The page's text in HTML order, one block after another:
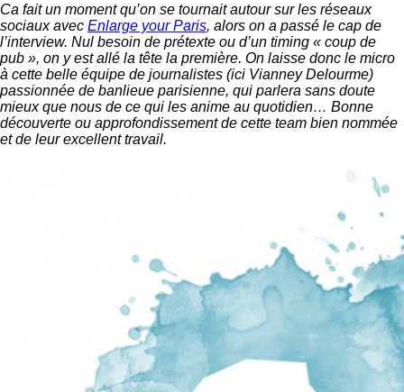
Ca fait un moment qu’on se tournait autour sur les réseaux
sociaux avec Enlarge your Paris, alors on a passé le cap de
l’interview. Nul besoin de prétexte ou d’un timing « coup de
pub », on y est allé la tête la première. On laisse donc le micro
à cette belle équipe de journalistes (ici Vianney Delourme)
passionnée de banlieue parisienne, qui parlera sans doute
mieux que nous de ce qui les anime au quotidien… Bonne
découverte ou approfondissement de cette team bien nommée
et de leur excellent travail.